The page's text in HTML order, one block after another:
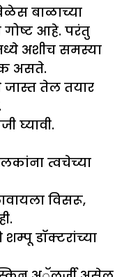
बाळाच्या
गोष्ट आहे. परंतु
अशीच समस्या
असते.
जास्त तेल तयार
घ्यावी.
त्वचेच्या
विसरू,
डॉक्टरांच्या